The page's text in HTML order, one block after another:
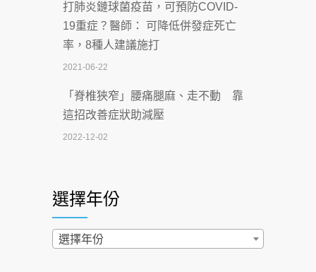
【115年臺北市「防癌保衛戰：健康好禮
一手刮」】 宣導
2026-07-02
2026-07-02
4連霸議員黃秋澤癌逝！食道癌為何奪命
西園醫院55周年 7／10捐血公益活動 邀
民眾熱血響應
2026-06-30
打肺炎鏈球菌疫苗，可預防COVID-
19重症？醫師： 可降低併發症死亡
率，8種人建議施打
2021-06-22
「脊椎狹窄」腰痛腿麻、走不動 靠
這招改善症狀助減壓
2022-12-02
2022-02-17
過量維生素D和鈣恐罹癌? 醫師釋
選擇年份
選擇年份